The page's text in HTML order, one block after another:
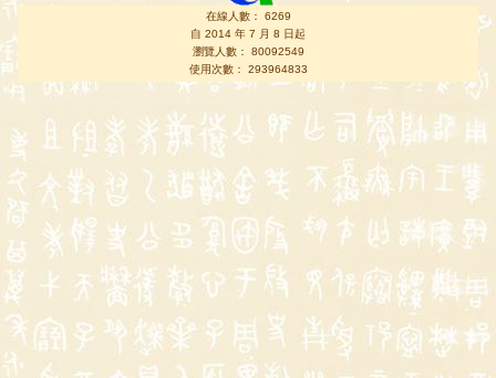
在線人數： 6269
自 2014 年 7 月 8 日起
瀏覽人數： 80092549
使用次數： 293964833